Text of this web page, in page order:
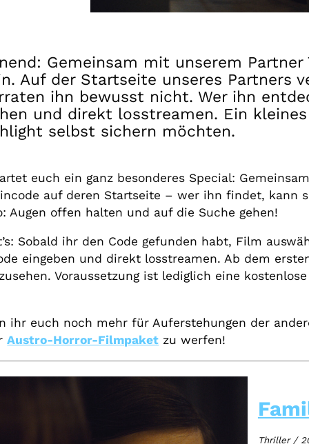
Gemeinsam mit unserem
Auf der Startseite unseres Partners
ihn bewusst nicht. Wer ihn
und direkt losstreamen. Ein
selbst sichern möchten.
euch ein ganz besonderes Special:
auf deren Startseite – wer ihn findet, kann
Augen offen halten und auf die Suche gehen!
Sobald ihr den Code gefunden habt, Film
eingeben und direkt losstreamen. Ab dem
Voraussetzung ist lediglich eine
ihr euch noch mehr für Auferstehungen der
Austro-Horror-Filmpaket zu werfen!
Thriller /